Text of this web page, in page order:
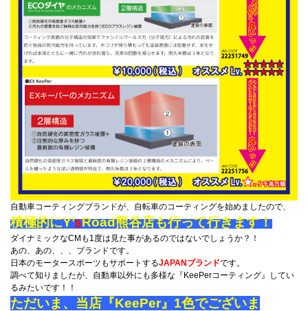
自動車コーティングブランドが、自転車のコーティングを始めましたので、
積極的にY’sRoad熊谷店も行って行きます！
ダイナミックなCMも1度は見た事があるのではないでしょうか？！
あの、あの、、、ブランドです。
日本のモータースポーツもサポートするJAPANブランドです。
調べて知りましたが、自動車以外にも多様な『KeePerコーティング』してい
るみたいです！！
ただいま、当店『KeePer』1色でございま